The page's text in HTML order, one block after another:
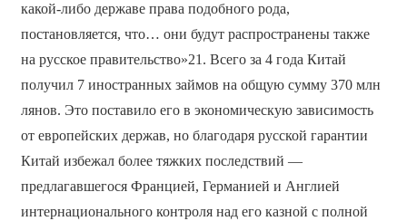
какой-либо державе права подобного рода,
постановляется, что… они будут распространены также
на русское правительство»21. Всего за 4 года Китай
получил 7 иностранных займов на общую сумму 370 млн
лянов. Это поставило его в экономическую зависимость
от европейских держав, но благодаря русской гарантии
Китай избежал более тяжких последствий —
предлагавшегося Францией, Германией и Англией
интернационального контроля над его казной с полной